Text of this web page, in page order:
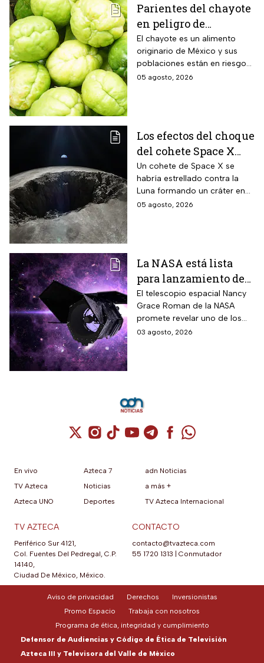
Parientes del chayote
en peligro de
extinción, advierte
Instituto de Ecología
El chayote es un alimento
originario de México y sus
poblaciones están en riesgo
de desaparecer a corto plazo
05 agosto, 2026
Los efectos del choque
del cohete Space X
contra la Luna
Un cohete de Space X se
habría estrellado contra la
Luna formando un cráter en
nuestro satélite natural, ¿qué
05 agosto, 2026
La NASA está lista
para lanzamiento del
telescopio espacial
Nancy Grace Roman
El telescopio espacial Nancy
Grace Roman de la NASA
promete revelar uno de los
misterios más grandes del
03 agosto, 2026
Cuenta de X / Twitter (se abre en una
Cuenta de Instagram (se abre en una
Cuenta de TikTok (se abre en
Cuenta de YouTube (se abre
Cuenta de Telegram (se
Cuenta de
Cuenta de
En vivo
TV Azteca
Azteca UNO
Azteca 7
Noticias
Deportes
adn Noticias
a más +
TV Azteca Internacional
TV AZTECA
Periférico Sur 4121,
Col. Fuentes Del Pedregal, C.P.
14140,
Ciudad De México, México.
CONTACTO
contacto@tvazteca.com
55 1720 1313 | Conmutador
Aviso de privacidad Derechos
Inversionistas
Promo Espacio
Trabaja con nosotros
Programa de ética, integridad y cumplimiento
Defensor de Audiencias y Código de Ética de Televisión
Azteca III y Televisora del Valle de México